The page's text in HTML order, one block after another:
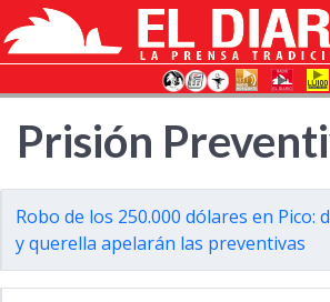
Prisión
Robo de los 250.000 dólares en Pico:
y querella apelarán las preventivas